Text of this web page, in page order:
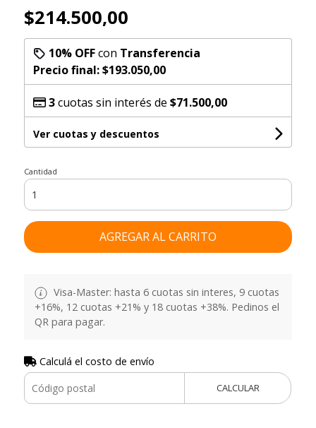
$214.500,00
10% OFFcon Transferencia
Precio final:$193.050,00
3cuotas sin interés de $71.500,00
Ver cuotas y descuentos
Cantidad
AGREGAR AL CARRITO
Visa-Master: hasta 6 cuotas sin interes, 9 cuotas
+16%, 12 cuotas +21% y 18 cuotas +38%. Pedinos el
QR para pagar.
Calculá el costo de envío
CALCULAR